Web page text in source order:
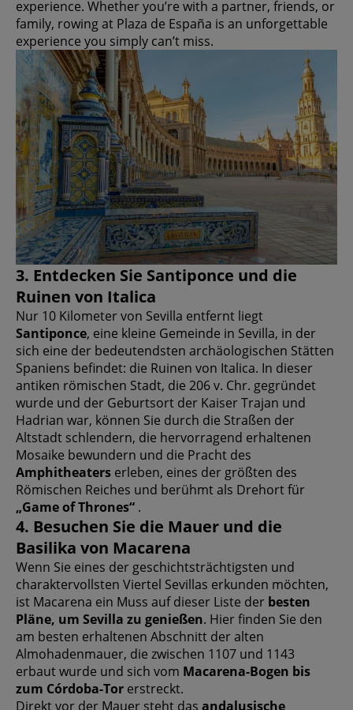
experience. Whether you’re with a partner, friends, or
family, rowing at Plaza de España is an unforgettable
experience you simply can’t miss.
3. Entdecken Sie Santiponce und die
Ruinen von Italica
Nur 10 Kilometer von Sevilla entfernt liegt
Santiponce, eine kleine Gemeinde in Sevilla, in der
sich eine der bedeutendsten archäologischen Stätten
Spaniens befindet: die Ruinen von Italica. In dieser
antiken römischen Stadt, die 206 v. Chr. gegründet
wurde und der Geburtsort der Kaiser Trajan und
Hadrian war, können Sie durch die Straßen der
Altstadt schlendern, die hervorragend erhaltenen
Mosaike bewundern und die Pracht des
Amphitheaters erleben, eines der größten des
Römischen Reiches und berühmt als Drehort für
„Game of Thrones“ .
4. Besuchen Sie die Mauer und die
Basilika von Macarena
Wenn Sie eines der geschichtsträchtigsten und
charaktervollsten Viertel Sevillas erkunden möchten,
ist Macarena ein Muss auf dieser Liste der besten
Pläne, um Sevilla zu genießen. Hier finden Sie den
am besten erhaltenen Abschnitt der alten
Almohadenmauer, die zwischen 1107 und 1143
erbaut wurde und sich vom Macarena-Bogen bis
zum Córdoba-Tor erstreckt.
Direkt vor der Mauer steht das andalusische